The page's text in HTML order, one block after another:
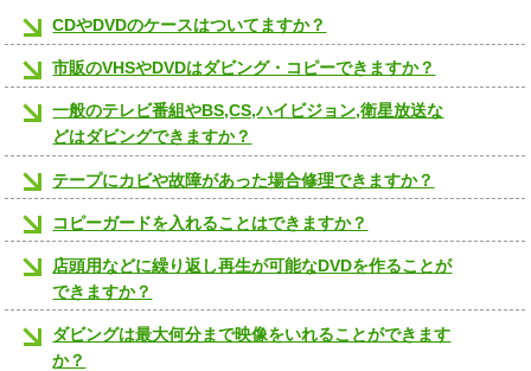
CDやDVDのケースはついてますか？
市販のVHSやDVDはダビング・コピーできますか？
一般のテレビ番組やBS,CS,ハイビジョン,衛星放送な
どはダビングできますか？
テープにカビや故障があった場合修理できますか？
コピーガードを入れることはできますか？
店頭用などに繰り返し再生が可能なDVDを作ることが
できますか？
ダビングは最大何分まで映像をいれることができます
か？